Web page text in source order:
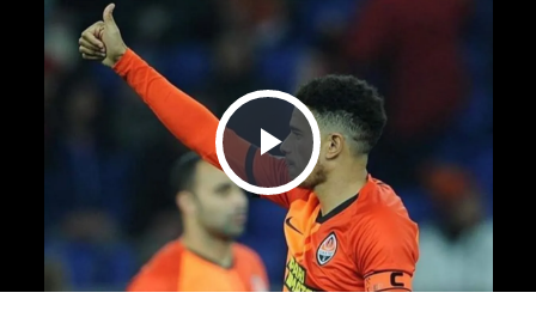
Play Video